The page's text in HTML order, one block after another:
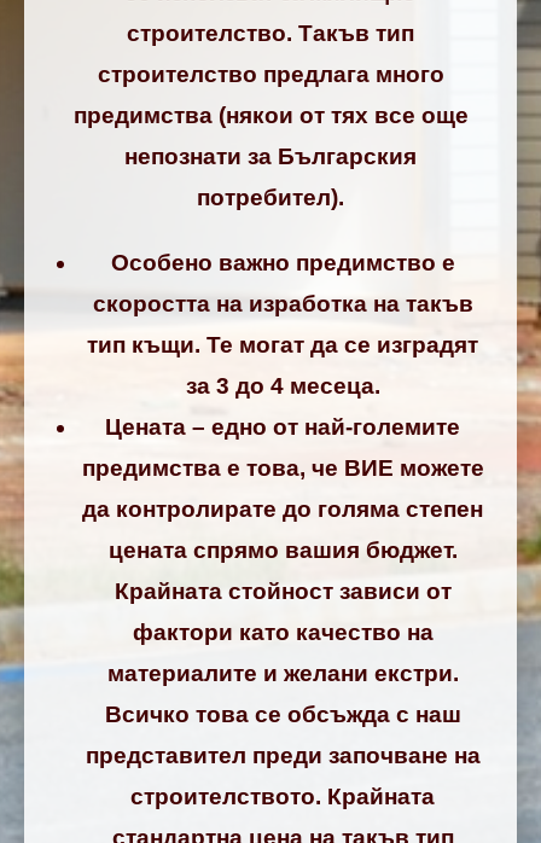
строителство. Такъв тип
строителство предлага много
предимства (някои от тях все още
непознати за Българския
потребител).
Особено важно предимство е
скоростта на изработка на такъв
тип къщи. Те могат да се изградят
за 3 до 4 месеца.
Цената – едно от най-големите
предимства е това, че ВИЕ можете
да контролирате до голяма степен
цената спрямо вашия бюджет.
Крайната стойност зависи от
фактори като качество на
материалите и желани екстри.
Всичко това се обсъжда с наш
представител преди започване на
строителството. Крайната
стандартна цена на такъв тип